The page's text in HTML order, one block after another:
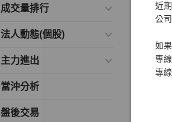
近
公
如
專
專
成交量排行
法人動態(個股)
主力進出
當沖分析
盤後交易